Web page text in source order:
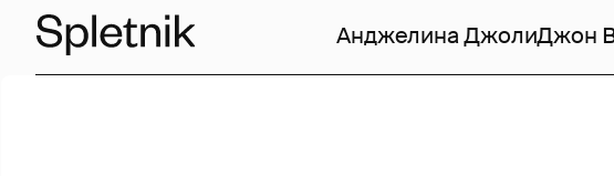
Анджелина ДжолиДжон